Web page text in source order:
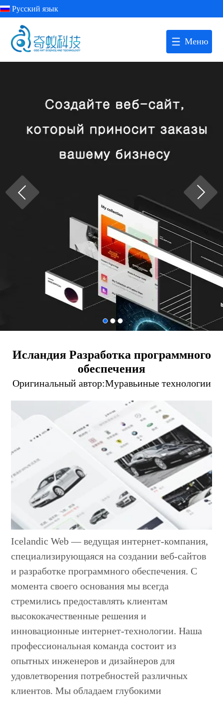
Русский язык
Меню
Исландия Разработка программного
обеспечения
Оригинальный автор:Муравьиные технологии
Icelandic Web — ведущая интернет-компания,
специализирующаяся на создании веб-сайтов
и разработке программного обеспечения. С
момента своего основания мы всегда
стремились предоставлять клиентам
высококачественные решения и
инновационные интернет-технологии. Наша
профессиональная команда состоит из
опытных инженеров и дизайнеров для
удовлетворения потребностей различных
клиентов. Мы обладаем глубокими